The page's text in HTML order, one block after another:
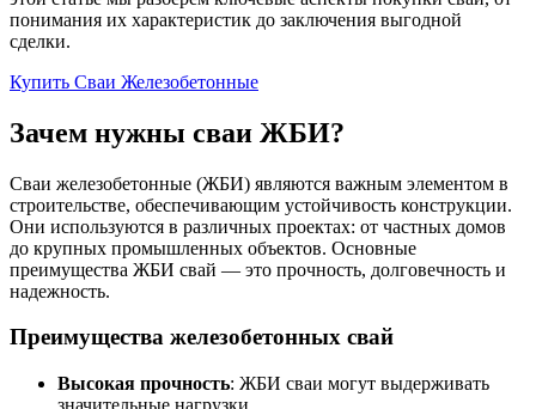
понимания их характеристик до заключения выгодной
сделки.
Купить Сваи Железобетонные
Зачем нужны сваи ЖБИ?
Сваи железобетонные (ЖБИ) являются важным элементом в
строительстве, обеспечивающим устойчивость конструкции.
Они используются в различных проектах: от частных домов
до крупных промышленных объектов. Основные
преимущества ЖБИ свай — это прочность, долговечность и
надежность.
Преимущества железобетонных свай
Высокая прочность: ЖБИ сваи могут выдерживать
значительные нагрузки.